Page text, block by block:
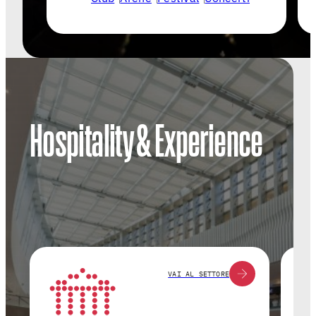
Hospitality & Experience
VAI AL SETTORE